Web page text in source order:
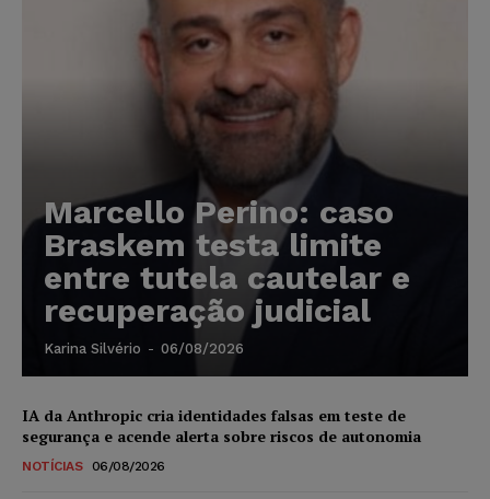
Marcello Perino: caso
Braskem testa limite
entre tutela cautelar e
recuperação judicial
Karina Silvério - 06/08/2026
IA da Anthropic cria identidades falsas em teste de
segurança e acende alerta sobre riscos de autonomia
NOTÍCIAS 06/08/2026